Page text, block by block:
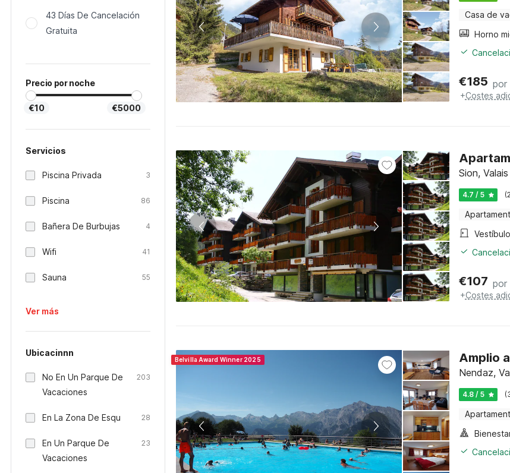
43 Días De Cancelación
Gratuita
Precio por noche
€10 €5000
Servicios
Piscina Privada 3
Piscina 86
Bañera De Burbujas 4
Wifi 41
Sauna 55
Ver más
Ubicacinnn
No En Un Parque De
Vacaciones
203
En La Zona De Esqu 28
En Un Parque De
Vacaciones
23
Casa de
€185 por
+Costes
Sion, Valais
4.7 / 5
Vestíbulo
€107 por
+Costes
Belvilla Award Winner 2025 Amplio
Nendaz,
4.8 / 5